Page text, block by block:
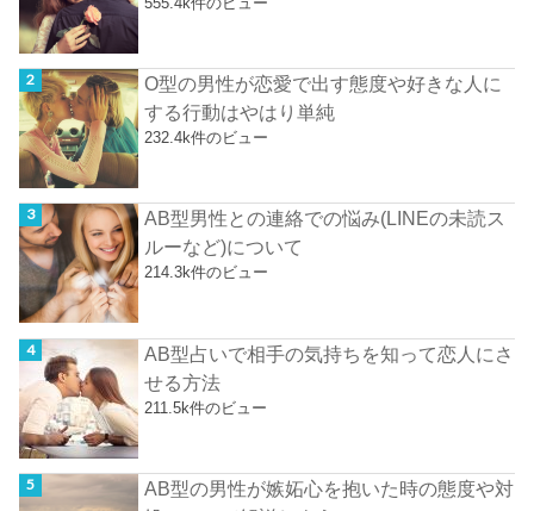
O型の男性が恋愛で出す態度や好きな人に
する行動はやはり単純
232.4k件のビュー
AB型男性との連絡での悩み(LINEの未読ス
ルーなど)について
214.3k件のビュー
AB型占いで相手の気持ちを知って恋人にさ
せる方法
211.5k件のビュー
AB型の男性が嫉妬心を抱いた時の態度や対